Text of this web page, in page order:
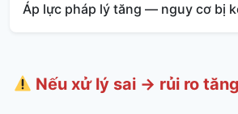
Áp lực pháp lý tăng — nguy cơ bị
Nếu xử lý sai → rủi ro